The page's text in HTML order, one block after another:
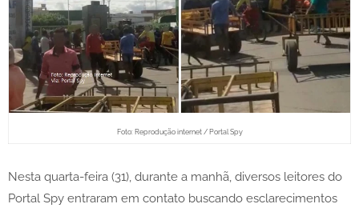
Foto: Reprodução internet / Portal Spy
Nesta quarta-feira (31), durante a manhã, diversos leitores do
Portal Spy entraram em contato buscando esclarecimentos